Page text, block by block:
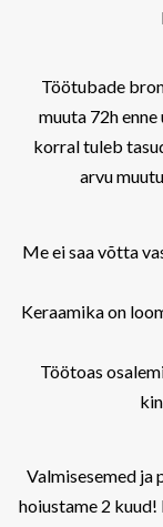
Töötubade
muuta 72h
korral tuleb
arvu
Me ei saa võtta
Keraamika on
Töötoas
Valmisesemed ja
hoiustame 2